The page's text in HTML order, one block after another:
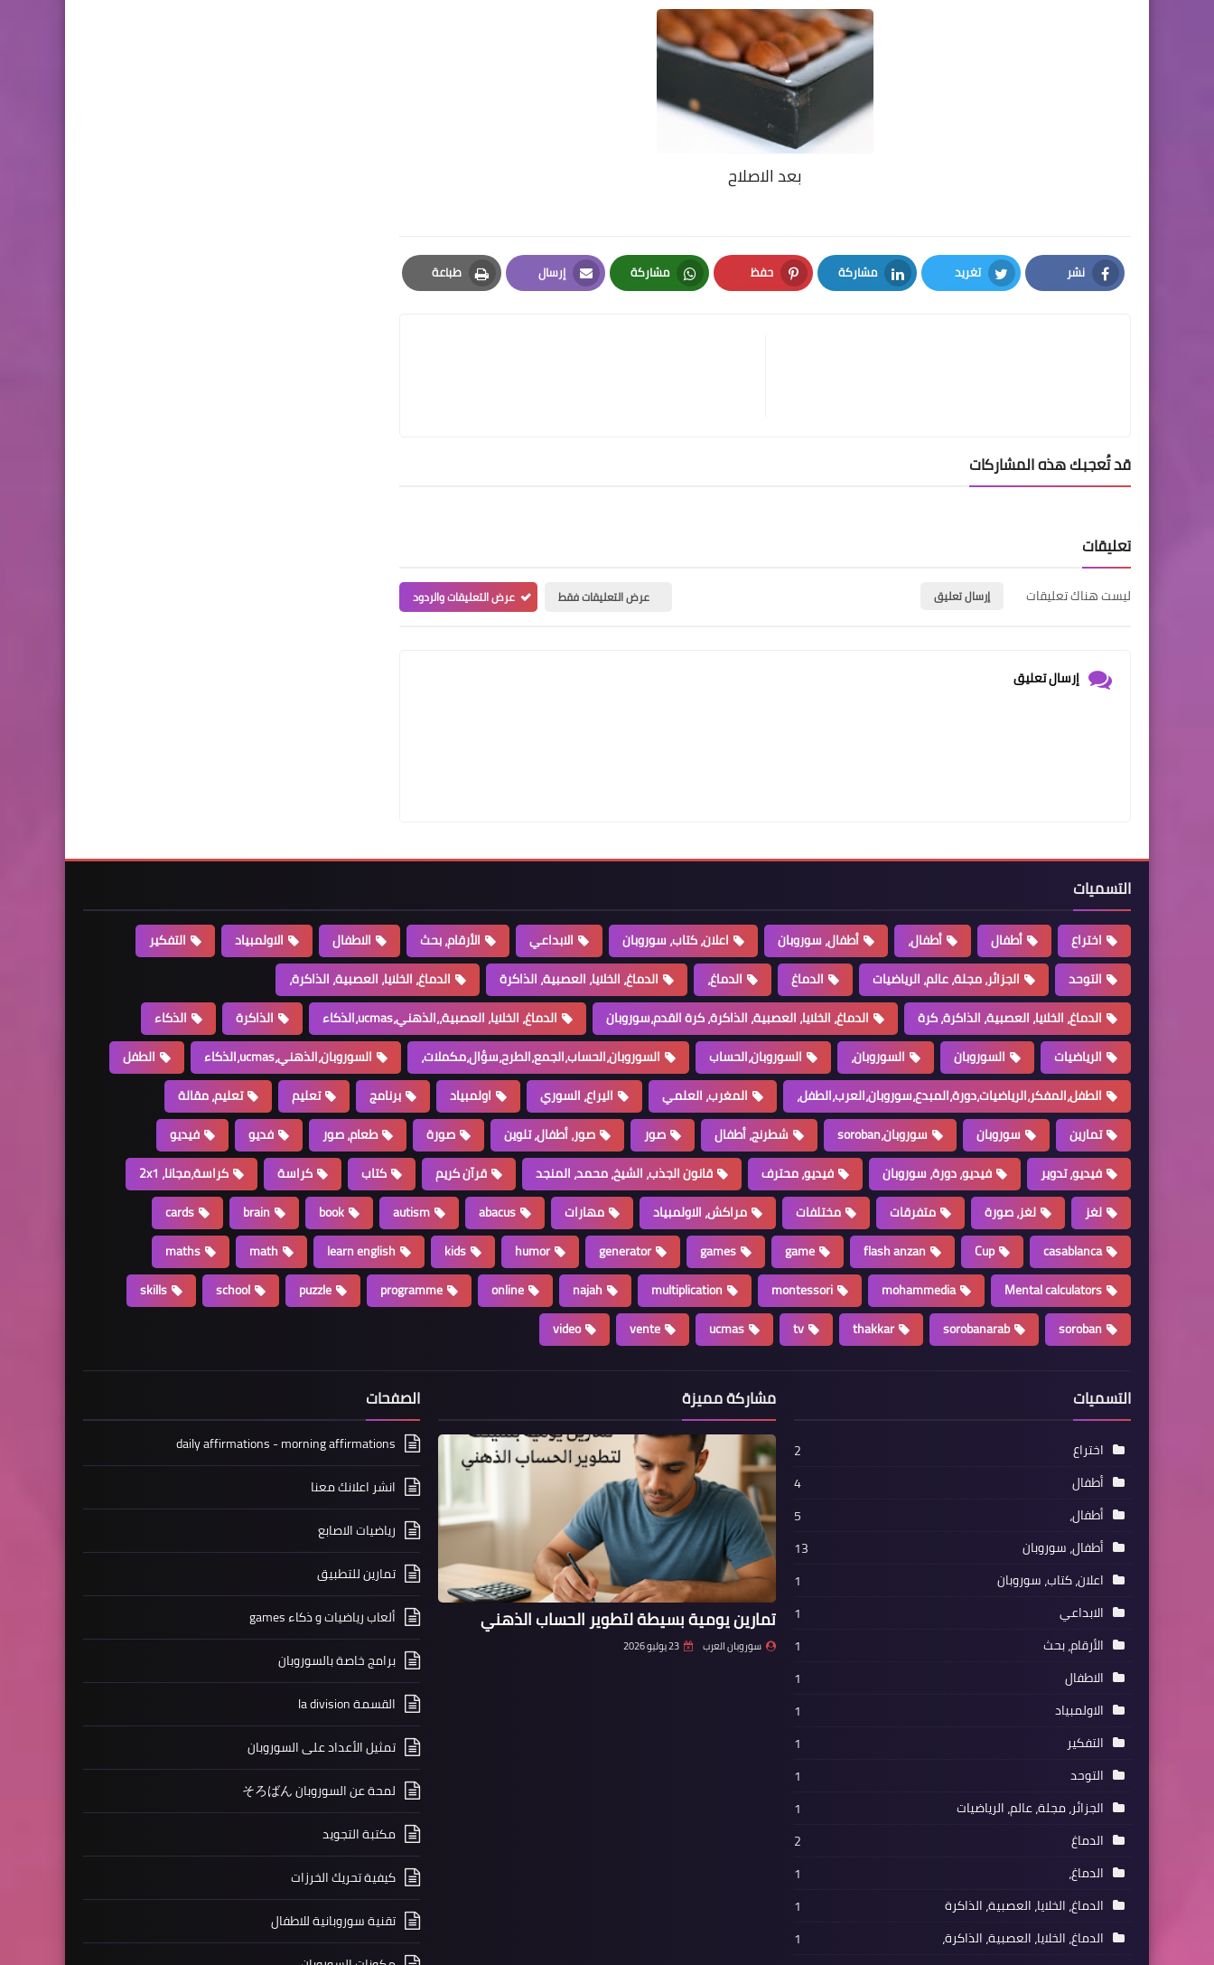
بعد الاصلاح
نشر
Facebook
تغريد
Twitter
مشاركة
LinkedIn
حفظ
Pinterest
مشاركة
Whatsapp
إرسال
Email
طباعة
Print
قد تُعجبك هذه المشاركات
تعليقات
ليست هناك تعليقات إرسال تعليق عرض التعليقات فقط عرض التعليقات والردود
إرسال تعليق
التسميات
اختراع أطفال أطفال، أطفال، سوروبان اعلان، كتاب، سوروبان الابداعي الأرقام، بحث الاطفال الاولمبياد
التفكير
التوحد
الجزائر، مجلة، عالم، الرياضيات الدماغ الدماغ، الدماغ، الخلايا، العصبية، الذاكرة
الدماغ، الخلايا، العصبية، الذاكرة،
الدماغ، الخلايا، العصبية، الذاكرة، كرة
الدماغ، الخلايا، العصبية، الذاكرة، كرة القدم،سوروبان الدماغ، الخلايا، العصبية،،الذهني،ucmas،الذكاء الذاكرة
الذكاء
الرياضيات
السوروبان السوروبان، السوروبان،الحساب السوروبان،الحساب،الجمع،الطرح،سؤال،مكملات، السوروبان،الذهني،ucmas،الذكاء
الطفل
الطفل،المفكر،الرياضيات،دورة،المبدع،سوروبان،العرب،الطفل،
المغرب، العلمي اليراع، السوري اولمبياد برنامج تعليم
تعليم، مقالة
تمارين
سوروبان سوروبان،soroban شطرنج، أطفال صور صور، أطفال، تلوين صورة طعام، صور فديو
فيديو
فيديو، تدوير
فيديو، دورة، سوروبان فيديو، محترف قانون الجذب، الشيخ، محمد، المنجد قرآن كريم كتاب كراسة
كراسة،مجانا، 2x1
لغز
لغز، صورة متفرقات مختلفات مراكش، الاولمبياد مهارات abacus
autism
book
brain
cards
casablanca
Cup
flash anzan
game
games
generator
humor
kids
learn english
math
maths
Mental calculators
mohammedia
montessori
multiplication
najah
online
programme
puzzle
school
skills
soroban
sorobanarab
thakkar
tv
ucmas
vente
video
التسميات
اختراع
2
أطفال
4
أطفال،
5
أطفال، سوروبان
13
اعلان، كتاب، سوروبان
1
الابداعي
1
الأرقام، بحث
1
الاطفال
1
الاولمبياد
1
التفكير
1
التوحد
1
الجزائر، مجلة، عالم، الرياضيات
1
الدماغ
2
الدماغ،
1
الدماغ، الخلايا، العصبية، الذاكرة
1
الدماغ، الخلايا، العصبية، الذاكرة،
1
مشاركة مميزة
تمارين يومية بسيطة لتطوير الحساب الذهني
سوروبان العرب 23 يوليو 2026
الصفحات
daily affirmations - morning affirmations
انشر اعلانك معنا
رياضيات الاصابع
تمارين للتطبيق
ألعاب رياضيات و ذكاء games
برامج خاصة بالسوروبان
القسمة la division
تمثيل الأعداد على السوروبان
لمحة عن السوروبان そろばん
مكتبة التجويد
كيفية تحريك الخرزات
تقنية سوروبانية للاطفال